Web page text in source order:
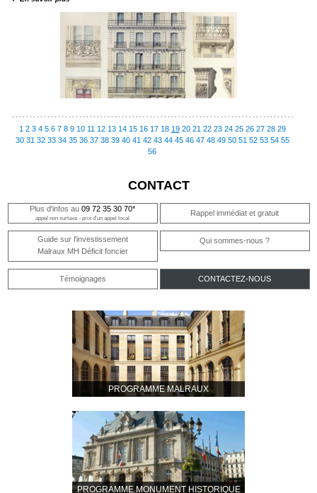
1 2 3 4 5 6 7 8 9 10 11 12 13 14 15 16 17 18 19 20 21 22 23 24 25 26 27 28 29
30 31 32 33 34 35 36 37 38 39 40 41 42 43 44 45 46 47 48 49 50 51 52 53 54 55
56
CONTACT
Plus d'infos au 09 72 35 30 70*
appel non surtaxé - prix d'un appel local
Rappel immédiat et gratuit
Guide sur l'investissement
Malraux MH Déficit foncier
Qui sommes-nous ?
Témoignages CONTACTEZ-NOUS
PROGRAMME MALRAUX
PROGRAMME MONUMENT HISTORIQUE